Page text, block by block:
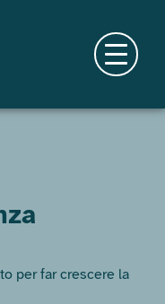
Menu
per far crescere la